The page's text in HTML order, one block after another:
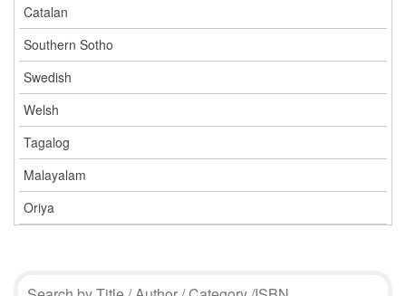
Catalan
Southern Sotho
Swedish
Welsh
Tagalog
Malayalam
Oriya